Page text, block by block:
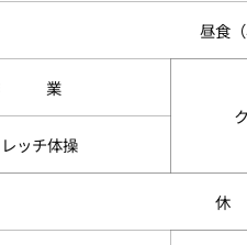
昼食（
業
ッチ体操